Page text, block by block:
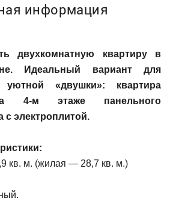
информация
двухкомнатную квартиру в
Идеальный вариант для
«двушки»: квартира
4-м этаже панельного
с электроплитой.
кв. м. (жилая — 28,7 кв. м.)